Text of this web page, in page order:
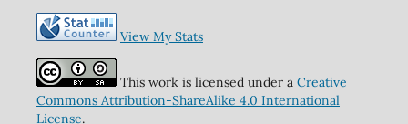
View My Stats
This work is licensed under a Creative
Commons Attribution-ShareAlike 4.0 International
License.